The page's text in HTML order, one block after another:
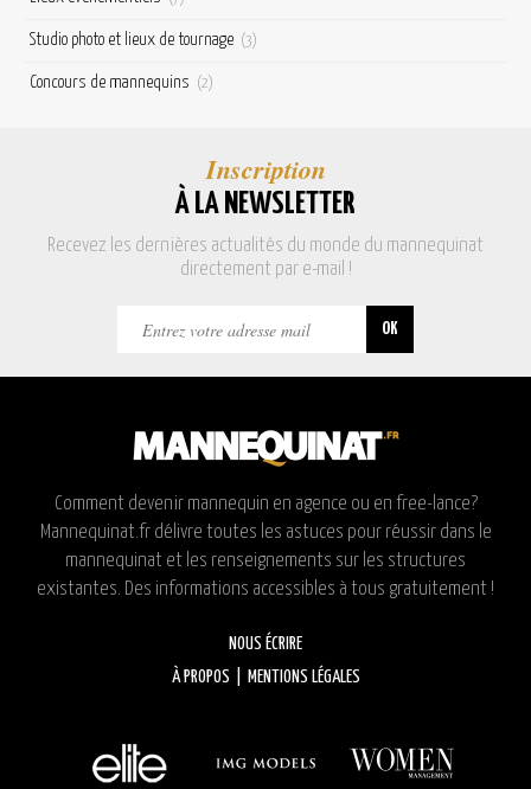
Studio photo et lieux de tournage (3)
Concours de mannequins (2)
Inscription
À LA NEWSLETTER
Recevez les dernières actualités du monde du mannequinat
directement par e-mail !
Comment devenir mannequin en agence ou en free-lance?
Mannequinat.fr délivre toutes les astuces pour réussir dans le
mannequinat et les renseignements sur les structures
existantes. Des informations accessibles à tous gratuitement !
NOUS ÉCRIRE
À PROPOS
MENTIONS LÉGALES